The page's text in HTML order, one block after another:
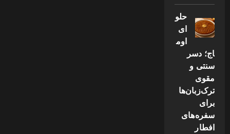
حلو
ای
اوم
اج؛ دسر
سنتی و
مقوی
ترک‌زبان‌ها
برای
سفره‌های
افطار